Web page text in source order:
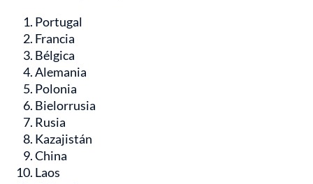
Portugal
Francia
Bélgica
Alemania
Polonia
Bielorrusia
Rusia
Kazajistán
China
Laos